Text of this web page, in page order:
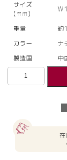
サイズ
(mm)
重量
約
カラー
ナ
製造国
中
【法